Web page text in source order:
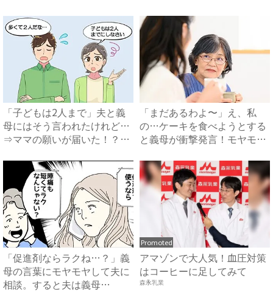
「子どもは2人まで」夫と義
母にはそう言われたけれど…
⇒ママの願いが届いた！？
「まだあるわよ〜」え、私
の…ケーキを食べようとする
と義母が衝撃発言！モヤモヤ
「促進剤ならラクね…？」義
母の言葉にモヤモヤして夫に
相談。すると夫は義母
Promoted
アマゾンで大人気！血圧対策
はコーヒーに足してみて
森永乳業